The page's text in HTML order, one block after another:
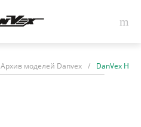
Архив моделей Danvex / DanVex